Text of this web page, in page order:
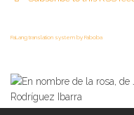
FaLang translation system by Faboba